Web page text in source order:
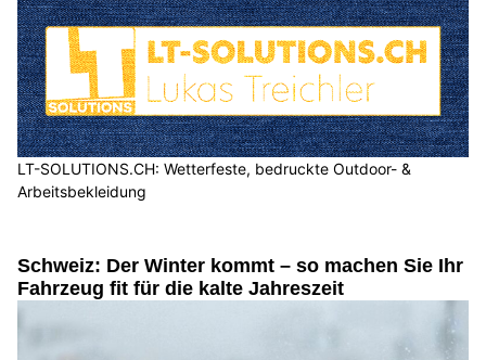
LT-SOLUTIONS.CH: Wetterfeste, bedruckte Outdoor- &
Arbeitsbekleidung
Schweiz: Der Winter kommt – so machen Sie Ihr
Fahrzeug fit für die kalte Jahreszeit